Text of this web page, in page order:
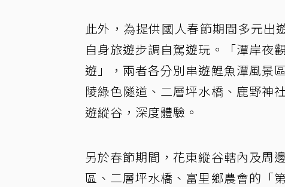
此外，為提供國人春節期間多元出
自身旅遊步調自駕遊玩。「潭岸夜
遊」，兩者各分別串遊鯉魚潭風景
陵綠色隧道、二層坪水橋、鹿野神
遊縱谷，深度體驗。
另於春節期間，花東縱谷轄內及周
區、二層坪水橋、富里鄉農會的「